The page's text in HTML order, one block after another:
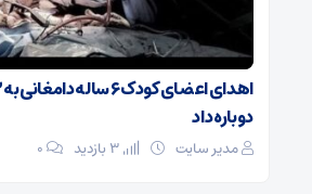
دوباره داد
مدیر سایت ۰